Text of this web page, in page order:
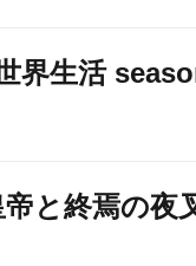
8日(土)
ル整理券配布
界生活
と終焉の夜